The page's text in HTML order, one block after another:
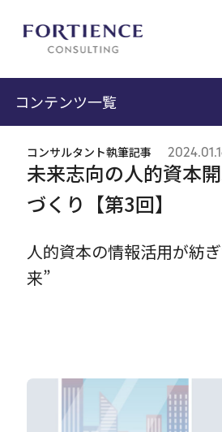
Service
Insight
Careers
コンテンツ一覧
TOP
コンサルタント執筆記事
セミナー / イベント
調査 / レポート
メディア掲載
未来志向の人的資本
づくり【第3回】
人的資本の情報活用が紡
来”
コンサルタント執筆記事